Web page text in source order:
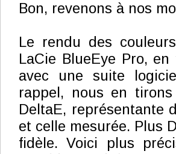
Bon, revenons à nos
Le rendu des
LaCie BlueEye Pro,
avec une suite
rappel, nous en
DeltaE, représentante
et celle mesurée. Plus
fidèle. Voici plus